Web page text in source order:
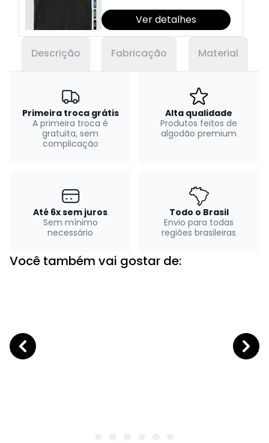
Ver detalhes
Descrição Fabricação Material
Primeira troca grátis
A primeira troca é
gratuita, sem
complicação
Alta qualidade
Produtos feitos de
algodão premium
Até 6x sem juros
Sem mínimo
necessário
Todo o Brasil
Envio para todas
regiões brasileiras
Você também vai gostar de: